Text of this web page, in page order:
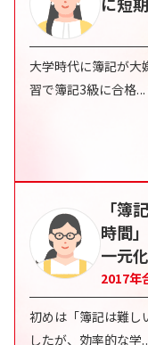
大学時代に簿記が大
習で簿記3級に合格...
「簿
時間
一元
2017年
初めは「簿記は難し
したが、効率的な学